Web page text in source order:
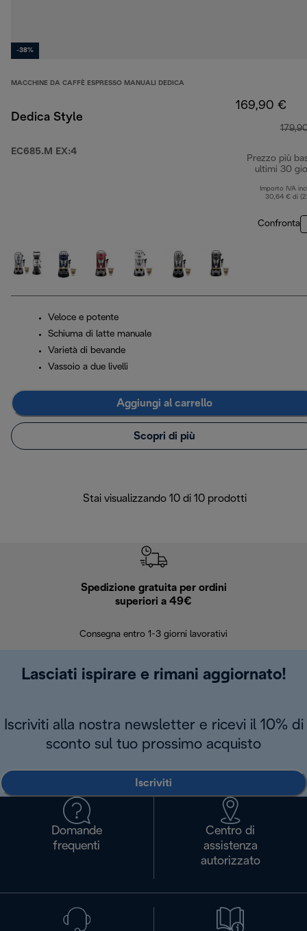
-38%
MACCHINE DA CAFFÈ ESPRESSO MANUALI DEDICA
Dedica Style
EC685.M EX:4
169,90 €
Prezzo più
ultimi 30
Importo IVA
30,64 € di
Confronta
Veloce e potente
Schiuma di latte manuale
Varietà di bevande
Vassoio a due livelli
Aggiungi al carrello
Scopri di più
Stai visualizzando 10 di 10 prodotti
Spedizione gratuita per ordini
superiori a 49€
Consegna entro 1-3 giorni lavorativi
Lasciati ispirare e rimani aggiornato!
Iscriviti alla nostra newsletter e ricevi il 10% di
sconto sul tuo prossimo acquisto
Iscriviti
Domande
frequenti
Centro di
assistenza
autorizzato